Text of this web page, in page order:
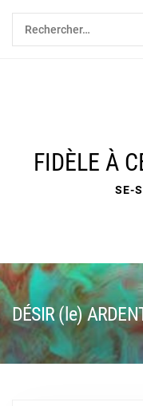
Skip
content
Rechercher :
FIDÈLE À
SE-
DÉSIR (le)